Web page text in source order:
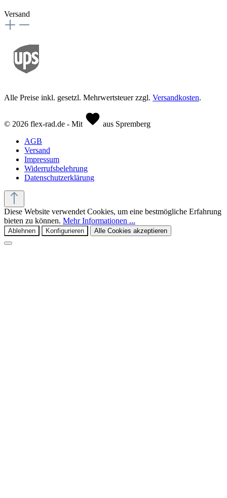
Versand
Alle Preise inkl. gesetzl. Mehrwertsteuer zzgl. Versandkosten.
© 2026 flex-rad.de - Mit
aus Spremberg
AGB
Versand
Impressum
Widerrufsbelehrung
Datenschutzerklärung
Diese Website verwendet Cookies, um eine bestmögliche Erfahrung
bieten zu können. Mehr Informationen ...
Ablehnen Konfigurieren Alle Cookies akzeptieren